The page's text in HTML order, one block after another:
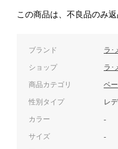
この商品は、不良品のみ
ブランド ラ･
ショップ ラ･
商品カテゴリ ベ
性別タイプ レ
カラー -
サイズ -